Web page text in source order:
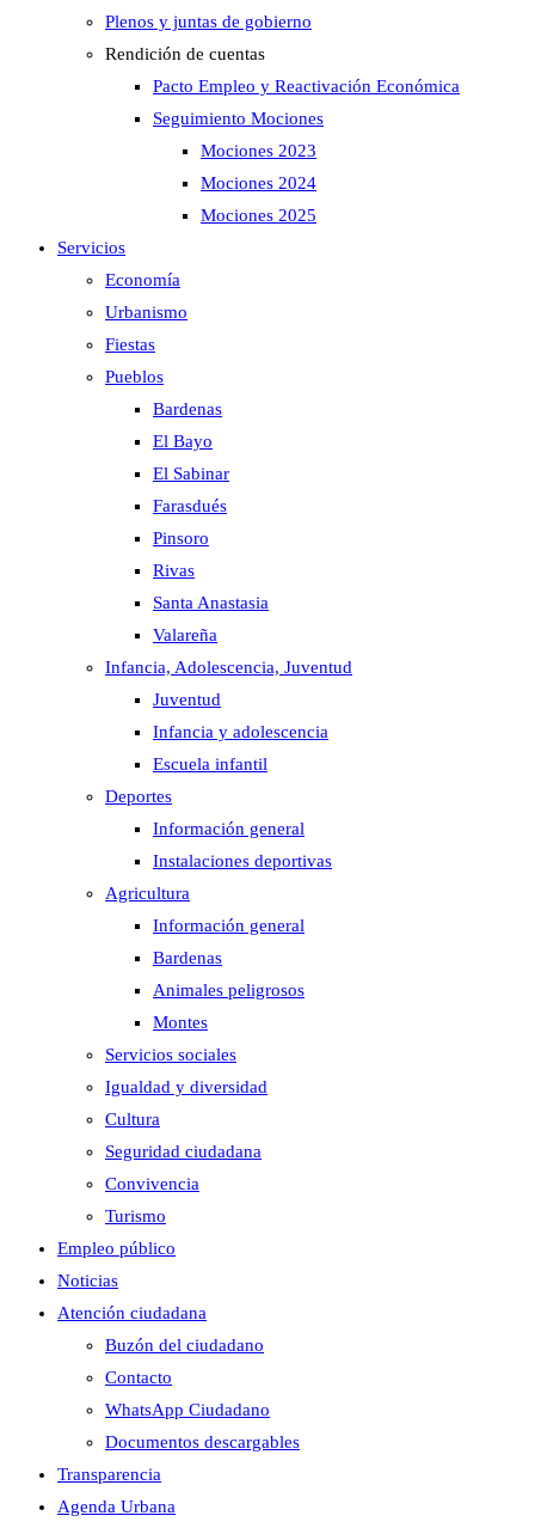
Plenos y juntas de gobierno
Rendición de cuentas
Pacto Empleo y Reactivación Económica
Seguimiento Mociones
Mociones 2023
Mociones 2024
Mociones 2025
Servicios
Economía
Urbanismo
Fiestas
Pueblos
Bardenas
El Bayo
El Sabinar
Farasdués
Pinsoro
Rivas
Santa Anastasia
Valareña
Infancia, Adolescencia, Juventud
Juventud
Infancia y adolescencia
Escuela infantil
Deportes
Información general
Instalaciones deportivas
Agricultura
Información general
Bardenas
Animales peligrosos
Montes
Servicios sociales
Igualdad y diversidad
Cultura
Seguridad ciudadana
Convivencia
Turismo
Empleo público
Noticias
Atención ciudadana
Buzón del ciudadano
Contacto
WhatsApp Ciudadano
Documentos descargables
Transparencia
Agenda Urbana